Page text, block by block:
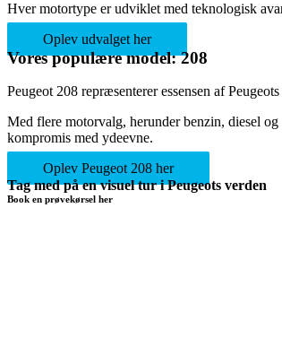
Hver motortype er udviklet med teknologisk
Oplev udvalget her
Vores populære model: 208
Peugeot 208 repræsenterer essensen af
Med flere motorvalg, herunder benzin, diesel
kompromis med ydeevne.
Oplev Peugeot 208 her
Tag med på en visuel tur i Peugeots verden
Book en prøvekørsel her